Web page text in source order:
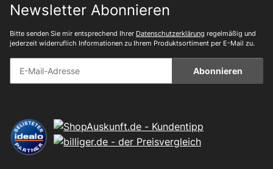
Newsletter Abonnieren
Bitte senden Sie mir entsprechend Ihrer Datenschutzerklärung regelmäßig und
jederzeit widerruflich Informationen zu Ihrem Produktsortiment per E-Mail zu.
Abonnieren